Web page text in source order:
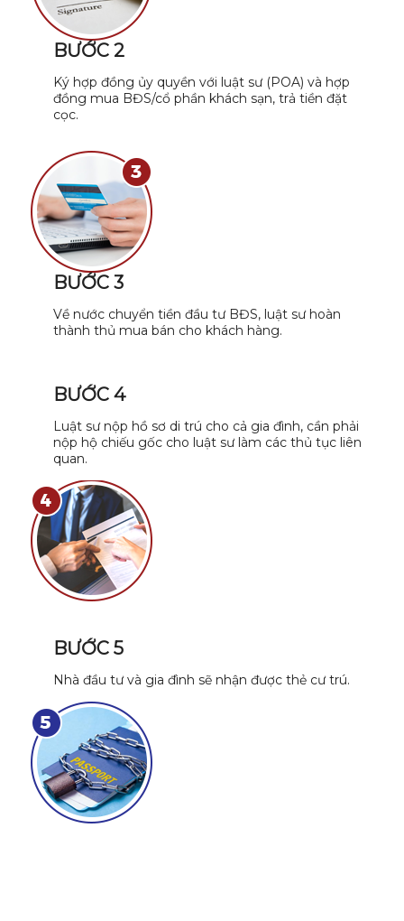
BƯỚC 2
Ký hợp đồng ủy quyền với luật sư (POA) và hợp
đồng mua BĐS/cổ phần khách sạn, trả tiền đặt
cọc.
BƯỚC 3
Về nước chuyển tiền đầu tư BĐS, luật sư hoàn
thành thủ mua bán cho khách hàng.
BƯỚC 4
Luật sư nộp hồ sơ di trú cho cả gia đình, cần phải
nộp hộ chiếu gốc cho luật sư làm các thủ tục liên
quan.
BƯỚC 5
Nhà đầu tư và gia đình sẽ nhận được thẻ cư trú.